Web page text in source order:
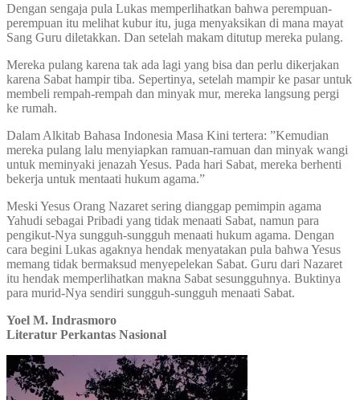
Dengan sengaja pula Lukas memperlihatkan bahwa perempuan-
perempuan itu melihat kubur itu, juga menyaksikan di mana mayat
Sang Guru diletakkan. Dan setelah makam ditutup mereka pulang.
Mereka pulang karena tak ada lagi yang bisa dan perlu dikerjakan
karena Sabat hampir tiba. Sepertinya, setelah mampir ke pasar untuk
membeli rempah-rempah dan minyak mur, mereka langsung pergi
ke rumah.
Dalam Alkitab Bahasa Indonesia Masa Kini tertera: ”Kemudian
mereka pulang lalu menyiapkan ramuan-ramuan dan minyak wangi
untuk meminyaki jenazah Yesus. Pada hari Sabat, mereka berhenti
bekerja untuk mentaati hukum agama.”
Meski Yesus Orang Nazaret sering dianggap pemimpin agama
Yahudi sebagai Pribadi yang tidak menaati Sabat, namun para
pengikut-Nya sungguh-sungguh menaati hukum agama. Dengan
cara begini Lukas agaknya hendak menyatakan pula bahwa Yesus
memang tidak bermaksud menyepelekan Sabat. Guru dari Nazaret
itu hendak memperlihatkan makna Sabat sesungguhnya. Buktinya
para murid-Nya sendiri sungguh-sungguh menaati Sabat.
Yoel M. Indrasmoro
Literatur Perkantas Nasional